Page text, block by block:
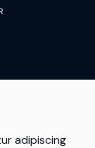
adipiscing